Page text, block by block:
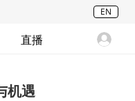
EN
直播
机遇